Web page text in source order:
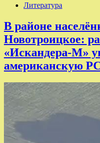
Литература
В районе
Новотроицкое:
«Искандера-М»
американскую